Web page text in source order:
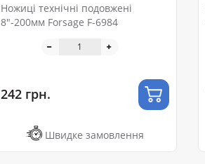
Ножиці технічні подовжені
8"-200мм Forsage F-6984
242 грн.
Швидке замовлення